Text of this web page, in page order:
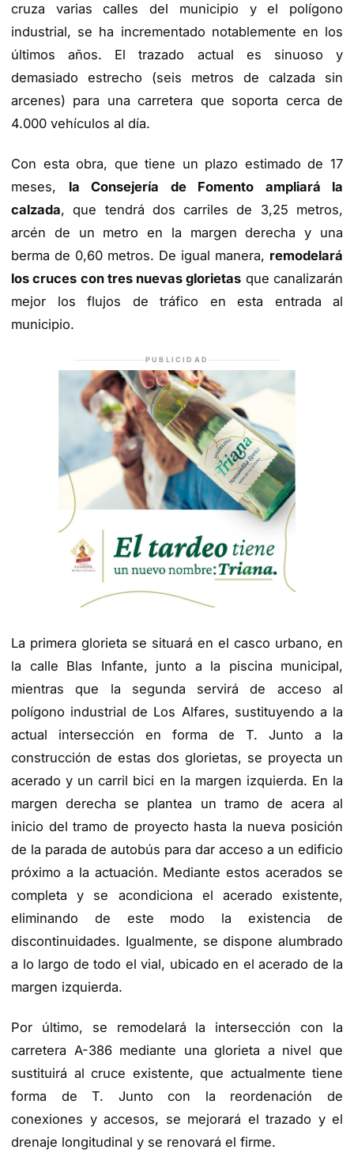
cruza varias calles del municipio y el polígono
industrial, se ha incrementado notablemente en los
últimos años. El trazado actual es sinuoso y
demasiado estrecho (seis metros de calzada sin
arcenes) para una carretera que soporta cerca de
4.000 vehículos al día.
Con esta obra, que tiene un plazo estimado de 17
meses, la Consejería de Fomento ampliará la
calzada, que tendrá dos carriles de 3,25 metros,
arcén de un metro en la margen derecha y una
berma de 0,60 metros. De igual manera, remodelará
los cruces con tres nuevas glorietas que canalizarán
mejor los flujos de tráfico en esta entrada al
municipio.
PUBLICIDAD
La primera glorieta se situará en el casco urbano, en
la calle Blas Infante, junto a la piscina municipal,
mientras que la segunda servirá de acceso al
polígono industrial de Los Alfares, sustituyendo a la
actual intersección en forma de T. Junto a la
construcción de estas dos glorietas, se proyecta un
acerado y un carril bici en la margen izquierda. En la
margen derecha se plantea un tramo de acera al
inicio del tramo de proyecto hasta la nueva posición
de la parada de autobús para dar acceso a un edificio
próximo a la actuación. Mediante estos acerados se
completa y se acondiciona el acerado existente,
eliminando de este modo la existencia de
discontinuidades. Igualmente, se dispone alumbrado
a lo largo de todo el vial, ubicado en el acerado de la
margen izquierda.
Por último, se remodelará la intersección con la
carretera A-386 mediante una glorieta a nivel que
sustituirá al cruce existente, que actualmente tiene
forma de T. Junto con la reordenación de
conexiones y accesos, se mejorará el trazado y el
drenaje longitudinal y se renovará el firme.